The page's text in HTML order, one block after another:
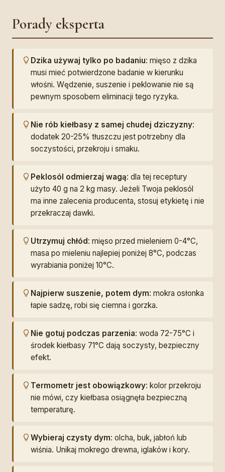
Porady eksperta
Dzika używaj tylko po badaniu: mięso z dzika
musi mieć potwierdzone badanie w kierunku
włośni. Wędzenie, suszenie i peklowanie nie są
pewnym sposobem eliminacji tego ryzyka.
Nie rób kiełbasy z samej chudej dziczyzny:
dodatek 20-25% tłuszczu jest potrzebny dla
soczystości, przekroju i smaku.
Peklosól odmierzaj wagą: dla tej receptury
użyto 40 g na 2 kg masy. Jeżeli Twoja peklosól
ma inne zalecenia producenta, stosuj etykietę i nie
przekraczaj dawki.
Utrzymuj chłód: mięso przed mieleniem 0-4°C,
masa po mieleniu najlepiej poniżej 8°C, podczas
wyrabiania poniżej 10°C.
Najpierw suszenie, potem dym: mokra osłonka
łapie sadzę, robi się ciemna i gorzka.
Nie gotuj podczas parzenia: woda 72-75°C i
środek kiełbasy 71°C dają soczysty, bezpieczny
efekt.
Termometr jest obowiązkowy: kolor przekroju
nie mówi, czy kiełbasa osiągnęła bezpieczną
temperaturę.
Wybieraj czysty dym: olcha, buk, jabłoń lub
wiśnia. Unikaj mokrego drewna, iglaków i kory.